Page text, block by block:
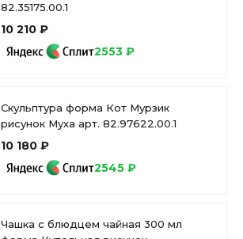
82.35175.00.1
10 210 ₽
2553 ₽
Скульптура форма Кот Мурзик
рисунок Муха арт. 82.97622.00.1
10 180 ₽
2545 ₽
Чашка с блюдцем чайная 300 мл